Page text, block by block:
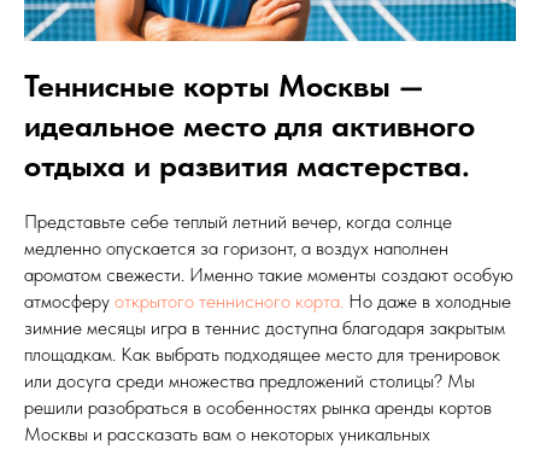
Теннисные корты Москвы —
идеальное место для активного
отдыха и развития мастерства.
Представьте себе теплый летний вечер, когда солнце
медленно опускается за горизонт, а воздух наполнен
ароматом свежести. Именно такие моменты создают особую
атмосферу открытого теннисного корта. Но даже в холодные
зимние месяцы игра в теннис доступна благодаря закрытым
площадкам. Как выбрать подходящее место для тренировок
или досуга среди множества предложений столицы? Мы
решили разобраться в особенностях рынка аренды кортов
Москвы и рассказать вам о некоторых уникальных